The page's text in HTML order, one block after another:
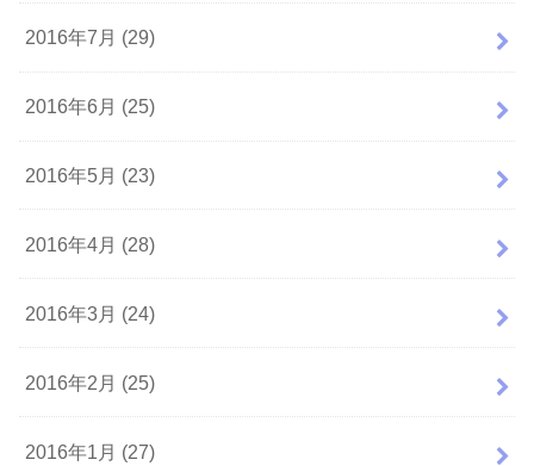
2016年7月 (29)
2016年6月 (25)
2016年5月 (23)
2016年4月 (28)
2016年3月 (24)
2016年2月 (25)
2016年1月 (27)